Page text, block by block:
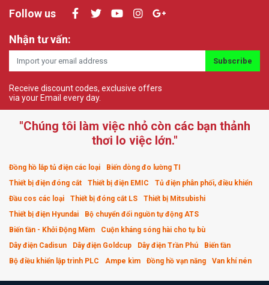
Follow us
Nhận tư vấn:
Subscribe
Receive discount codes, exclusive offers
via your Email every day.
"Chúng tôi làm việc nhỏ còn các bạn thảnh
thơi lo việc lớn."
Đồng hồ lắp tủ điện các loại
Biến dòng đo lường TI
Thiết bị điện đóng cắt
Thiết bị điện EMIC
Tủ điện phân phối, điều khiển
Đầu cos các loại
Thiết bị đóng cắt LS
Thiết bị Mitsubishi
Thiết bị điện Hyundai
Bộ chuyển đổi nguồn tự động ATS
Biến tần - Khởi Động Mềm
Cuộn kháng sóng hài cho tụ bù
Dây điện Cadisun
Dây điện Goldcup Dây điện Trần Phú
Biến tần
Bộ điều khiển lập trình PLC
Ampe kìm Đồng hồ vạn năng Van khí nén